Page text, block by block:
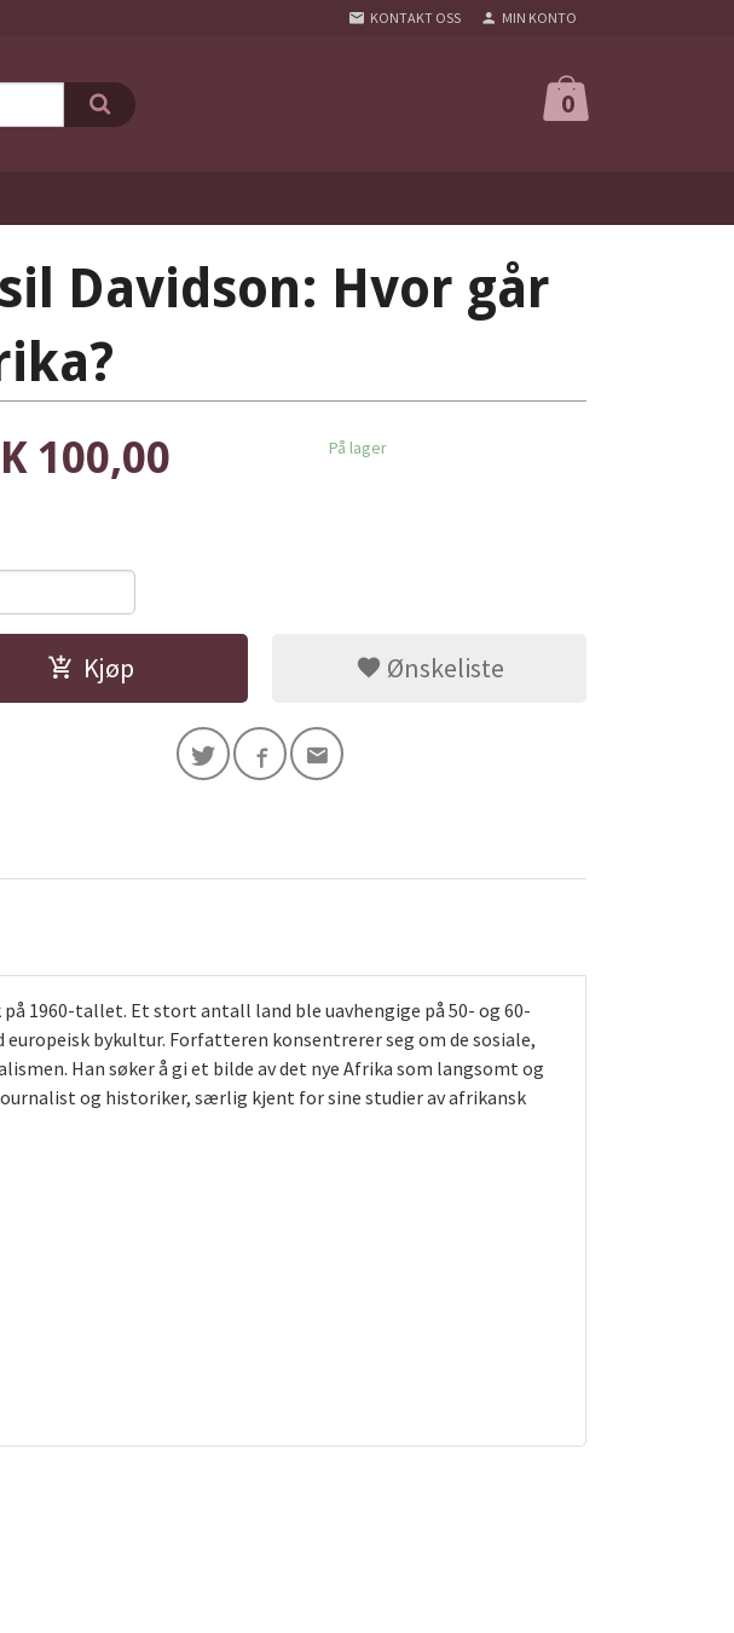
KONTAKT OSS MIN KONTO
0
Davidson: Hvor går
100,00 På lager
Kjøp Ønskeliste
1960-tallet. Et stort antall land ble uavhengige på 50- og 60-
bykultur. Forfatteren konsentrerer seg om de sosiale,
Han søker å gi et bilde av det nye Afrika som langsomt og
og historiker, særlig kjent for sine studier av afrikansk